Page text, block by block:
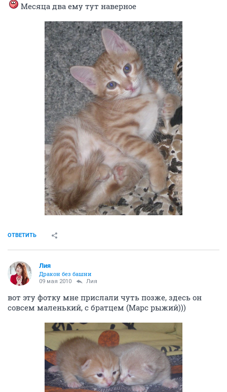
Месяца два ему тут наверное
ОТВЕТИТЬ
Лия
Дракон без башни
09 мая 2010 Лия
вот эту фотку мне прислали чуть позже, здесь он
совсем маленький, с братцем (Марс рыжий)))